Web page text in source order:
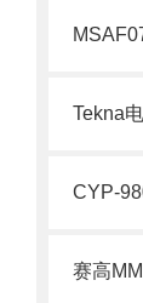
Tekna
CYP-